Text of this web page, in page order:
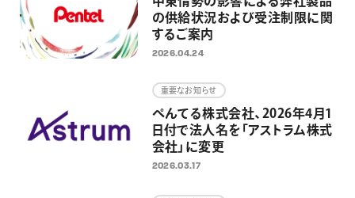
の供給状況および受注制限に関
するご案内
2026.04.24
重要なお知らせ
ぺんてる株式会社、2026年4月1
日付で法人名を「アストラム株式
会社」に変更
2026.03.17